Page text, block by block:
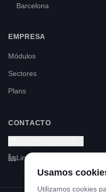
Barcelona
EMPRESA
Módulos
Sectores
Plans
CONTACTO
LinkedIn
Usamos
Utilizamos cookies